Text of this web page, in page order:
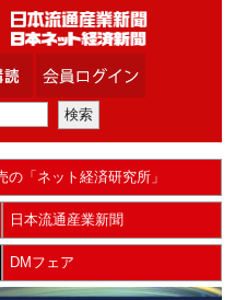
の「ネット経済研究所」
日本流通産業新聞
DMフェア